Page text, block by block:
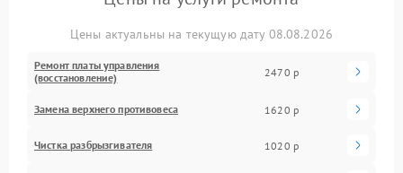
Цены актуальны на текущую дату 08.08.2026
Ремонт платы управления
(восстановление)
2470 р
Замена верхнего противовеса 1620 р
Чистка разбрызгивателя 1020 р